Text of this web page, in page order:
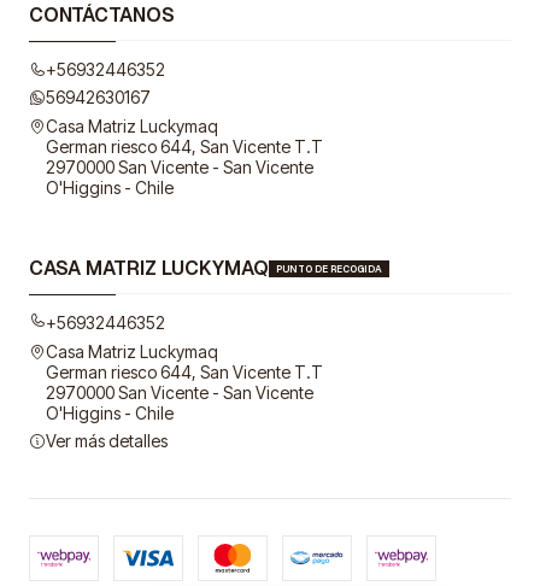
CONTÁCTANOS
+56932446352
56942630167
Casa Matriz Luckymaq
German riesco 644, San Vicente T.T
2970000 San Vicente - San Vicente
O'Higgins - Chile
CASA MATRIZ LUCKYMAQ PUNTO DE RECOGIDA
+56932446352
Casa Matriz Luckymaq
German riesco 644, San Vicente T.T
2970000 San Vicente - San Vicente
O'Higgins - Chile
Ver más detalles